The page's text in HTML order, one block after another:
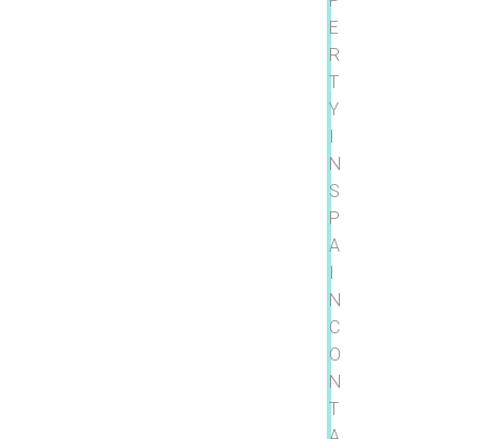
E
R
T
Y
I
N
S
P
A
I
N
C
O
N
T